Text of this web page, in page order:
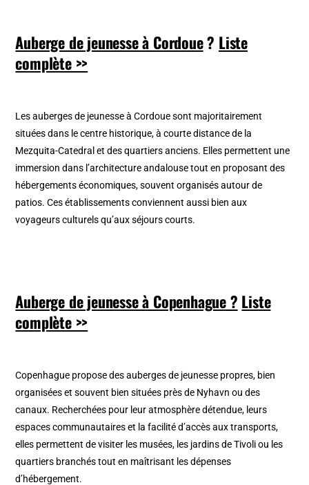
Auberge de jeunesse à Cordoue? Liste
complète >>
Les auberges de jeunesse à Cordoue sont majoritairement
situées dans le centre historique, à courte distance de la
Mezquita-Catedral et des quartiers anciens. Elles permettent une
immersion dans l’architecture andalouse tout en proposant des
hébergements économiques, souvent organisés autour de
patios. Ces établissements conviennent aussi bien aux
voyageurs culturels qu’aux séjours courts.
Auberge de jeunesse à Copenhague ? Liste
complète >>
Copenhague propose des auberges de jeunesse propres, bien
organisées et souvent bien situées près de Nyhavn ou des
canaux. Recherchées pour leur atmosphère détendue, leurs
espaces communautaires et la facilité d’accès aux transports,
elles permettent de visiter les musées, les jardins de Tivoli ou les
quartiers branchés tout en maîtrisant les dépenses
d’hébergement.